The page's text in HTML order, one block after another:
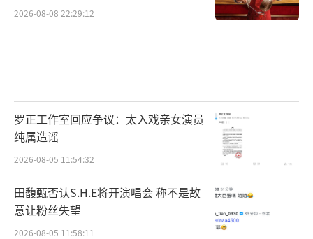
2026-08-08 22:29:12
罗正工作室回应争议：太入戏亲女演员
纯属造谣
2026-08-05 11:54:32
田馥甄否认S.H.E将开演唱会 称不是故
意让粉丝失望
2026-08-05 11:58:11